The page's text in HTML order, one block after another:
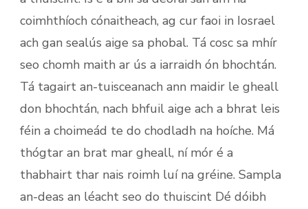
coimhthíoch cónaitheach, ag cur faoi in Iosrael
ach gan sealús aige sa phobal. Tá cosc sa mhír
seo chomh maith ar ús a iarraidh ón bhochtán.
Tá tagairt an-tuisceanach ann maidir le gheall
don bhochtán, nach bhfuil aige ach a bhrat leis
féin a choimeád te do chodladh na hoíche. Má
thógtar an brat mar gheall, ní mór é a
thabhairt thar nais roimh luí na gréine. Sampla
an-deas an léacht seo do thuiscint Dé dóibh